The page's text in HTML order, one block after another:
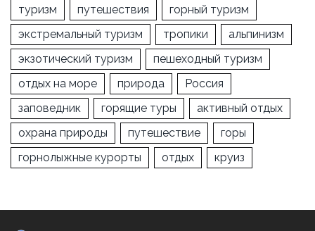
туризм путешествия
горный туризм
экстремальный туризм
тропики
альпинизм
экзотический туризм
пешеходный туризм
отдых на море
природа
Россия
заповедник
горящие туры
активный отдых
охрана природы
путешествие
горы
горнолыжные курорты
отдых круиз